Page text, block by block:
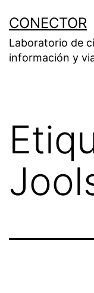
contenido
CONECTOR
Laboratorio de
información y